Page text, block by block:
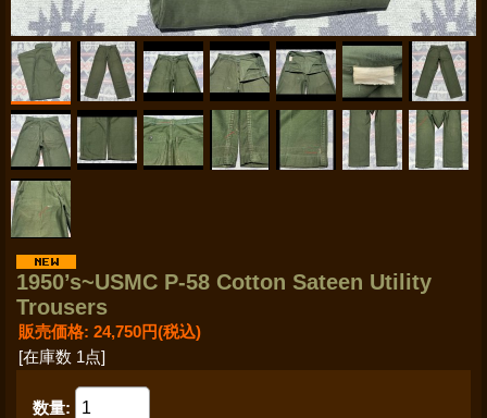
1950’s~USMC P-58 Cotton Sateen Utility
Trousers
販売価格: 24,750円(税込)
[在庫数 1点]
数量: